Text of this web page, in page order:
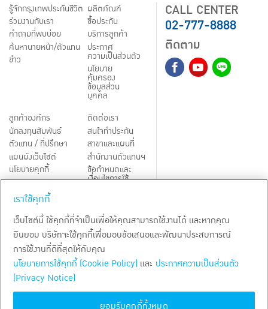
รู้จักกรุงเทพประกันชีวิต
ร่วมงานกับเรา
คำถามที่พบบ่อย
ค้นหานายหน้า/ตัวแทน
ข่าว
ผลิตภัณฑ์
ชื้อประกัน
บริการลูกค้า
ประกาศ
ความเป็นส่วนตัว
นโยบาย
คุ้มครอง
ข้อมูลส่วน
บุคคล
ลูกค้าองค์กร
นักลงทุนสัมพันธ์
ตัวแทน / ที่ปรึกษา
แผนผังเว็บไซต์
นโยบายคุกกี้
Third-Party Notices
ติดต่อเรา
สนใจทำประกัน
สาขาและแผนที่
สำนักงานตัวแทนฯ
ข้อกำหนดและ
เงื่อนไขการใช้
CALL CENTER
02-777-8888
ติดตาม
TH EN
สงวนลิขสิทธิ์ พ.ศ.2569
เราใช้คุกกี้
เว็บไซต์นี้ ใช้คุกกี้ที่จำเป็นเพื่อให้คุณสามารถใช้งานได้ และหากคุณ
ยินยอม บริษัทจะใช้คุกกี้เพื่อมอบข้อเสนอและพัฒนาประสบการณ์
การใช้งานที่ดีที่สุดให้กับคุณ
นโยบายการใช้คุกกี้ (Cookie Policy) และ ประกาศความเป็นส่วนตัว
(Privacy Notice)